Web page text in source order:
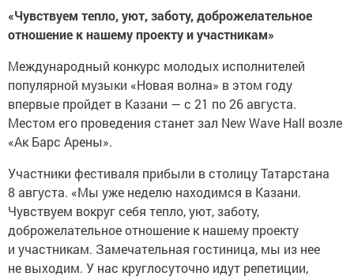
«Чувствуем тепло, уют, заботу, доброжелательное
отношение к нашему проекту и участникам»
Международный конкурс молодых исполнителей
популярной музыки «Новая волна» в этом году
впервые пройдет в Казани — с 21 по 26 августа.
Местом его проведения станет зал New Wave Hall возле
«Ак Барс Арены».
Участники фестиваля прибыли в столицу Татарстана
8 августа. «Мы уже неделю находимся в Казани.
Чувствуем вокруг себя тепло, уют, заботу,
доброжелательное отношение к нашему проекту
и участникам. Замечательная гостиница, мы из нее
не выходим. У нас круглосуточно идут репетиции,